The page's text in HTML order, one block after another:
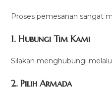
Proses pemesanan sangat
1. Hubungi Tim Kami
Silakan menghubungi
2. Pilih Armada